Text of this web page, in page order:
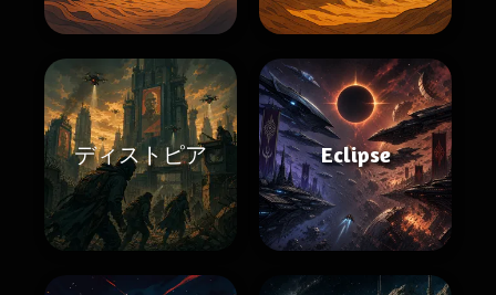
ディストピア Eclipse